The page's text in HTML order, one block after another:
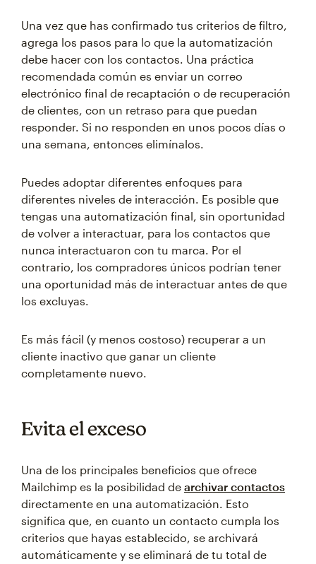
Una vez que has confirmado tus criterios de filtro,
agrega los pasos para lo que la automatización
debe hacer con los contactos. Una práctica
recomendada común es enviar un correo
electrónico final de recaptación o de recuperación
de clientes, con un retraso para que puedan
responder. Si no responden en unos pocos días o
una semana, entonces elimínalos.
Puedes adoptar diferentes enfoques para
diferentes niveles de interacción. Es posible que
tengas una automatización final, sin oportunidad
de volver a interactuar, para los contactos que
nunca interactuaron con tu marca. Por el
contrario, los compradores únicos podrían tener
una oportunidad más de interactuar antes de que
los excluyas.
Es más fácil (y menos costoso) recuperar a un
cliente inactivo que ganar un cliente
completamente nuevo.
Evita el exceso
Una de los principales beneficios que ofrece
Mailchimp es la posibilidad de archivar contactos
directamente en una automatización. Esto
significa que, en cuanto un contacto cumpla los
criterios que hayas establecido, se archivará
automáticamente y se eliminará de tu total de